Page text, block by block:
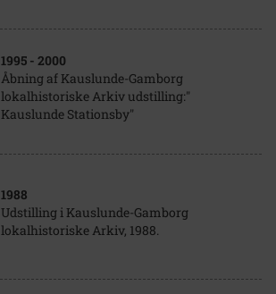
1995 - 2000
Åbning af Kauslunde-Gamborg
lokalhistoriske Arkiv udstilling:"
Kauslunde Stationsby"
1988
Udstilling i Kauslunde-Gamborg
lokalhistoriske Arkiv, 1988.